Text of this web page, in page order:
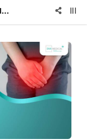
Tips Mencegah Penularan Herpes Genital